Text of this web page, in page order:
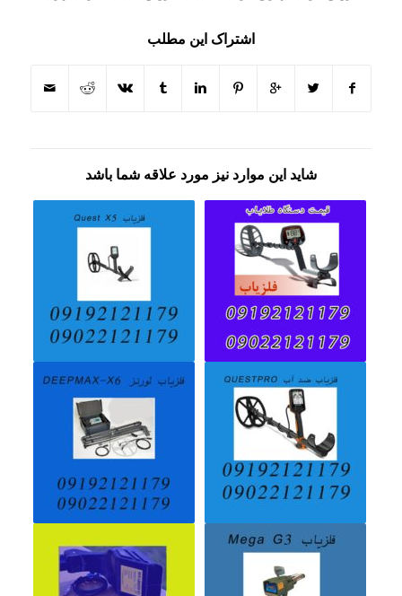
اشتراک این مطلب
شاید این موارد نیز مورد علاقه شما باشد